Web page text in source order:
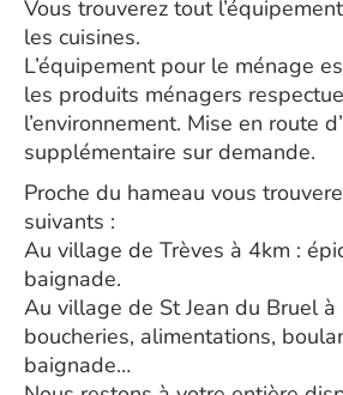
Vous trouverez tout
les cuisines.
L’équipement pour le ménage
les produits ménagers
l’environnement. Mise en route
supplémentaire sur demande.
Proche du hameau vous
suivants :
Au village de Trèves à 4km :
baignade.
Au village de St Jean du Bruel à
boucheries, alimentations,
baignade…